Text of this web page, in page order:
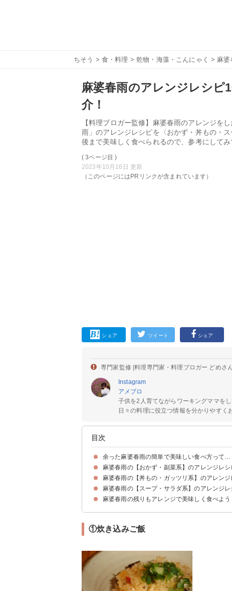
ちそう > 食・料理 >乾物・海藻・こんにゃく > 麻婆
麻婆春雨のアレンジレシピ
介！
【料理ブロガー監修】麻婆春雨のアレンジを
雨」のアレンジレシピを〈おかず・丼もの・
後まで美味しく食べられるので、参考にしてみ
( 3ページ目 )
2023年10月16日 更新
（このページにはPRリンクが含まれています）
シェア ツイート シェア
専門家監修 |料理専門家・料理ブロガー どめさ
Instagram
アメブロ
子供を2人育てながらワーキングママを
日々の料理に役立つ情報を分かりやすく
目次
余った麻婆春雨の簡単で美味しい食べ方って…
麻婆春雨の【おかず・副菜系】のアレンジレシ
①卵たっぷり！オムレツ
②子供に人気！揚げ餃子
③チャプチェ
④なすのステーキ麻婆春雨添え
⑤麻婆春雨豆腐
⑥ひき肉たっぷり麻婆春雨アレンジ
⑦麻婆春雨に厚揚げ
⑧小松菜たっぷり坦々春雨
麻婆春雨の【丼もの・ガッツリ系】のアレン
①炊き込みご飯
②チャーハン
③ラーメン
麻婆春雨の【スープ・サラダ系】のアレンジレ
①ヘルシースープ
②サラダ春巻き
③キャベツたっぷりのサラダ
麻婆春雨の残りもアレンジで美味しく食べよう
①炊き込みご飯